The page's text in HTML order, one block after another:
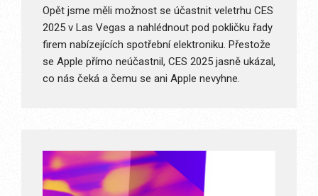
Opět jsme měli možnost se účastnit veletrhu CES
2025 v Las Vegas a nahlédnout pod pokličku řady
firem nabízejících spotřební elektroniku. Přestože
se Apple přímo neúčastnil, CES 2025 jasně ukázal,
co nás čeká a čemu se ani Apple nevyhne.